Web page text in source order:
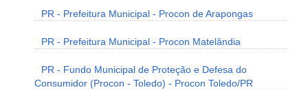
PR - Prefeitura Municipal - Procon de Arapongas
PR - Prefeitura Municipal - Procon Matelândia
PR - Fundo Municipal de Proteção e Defesa do
Consumidor (Procon - Toledo) - Procon Toledo/PR